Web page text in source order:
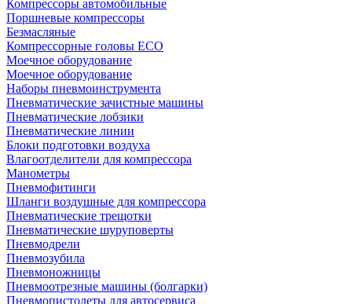
Компрессоры автомобильные
Поршневые компрессоры
Безмасляные
Компрессорные головы ECO
Моечное оборудование
Моечное оборудование
Наборы пневмоинструмента
Пневматические зачистные машины
Пневматические лобзики
Пневматические линии
Блоки подготовки воздуха
Влагоотделители для компрессора
Манометры
Пневмофитинги
Шланги воздушные для компрессора
Пневматические трещотки
Пневматические шуруповерты
Пневмодрели
Пневмозубила
Пневмоножницы
Пневмоотрезные машины (болгарки)
Пневмопистолеты для автосервиса